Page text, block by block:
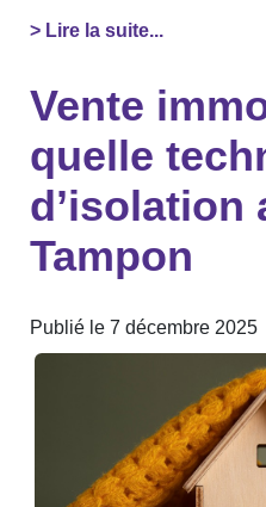
> Lire la suite...
Vente
quelle
d’isolation
Tampon
Publié le 7 décembre 2025